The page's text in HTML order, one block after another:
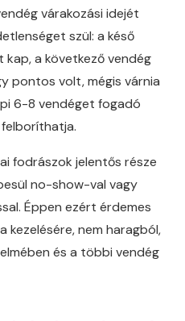
várakozási idejét
szül: a késő
kap, a következő vendég
pontos volt, mégis várnia
6-8 vendéget fogadó
fodrászok jelentős része
no-show-val vagy
Éppen ezért érdemes
nem haragból,
és a többi vendég